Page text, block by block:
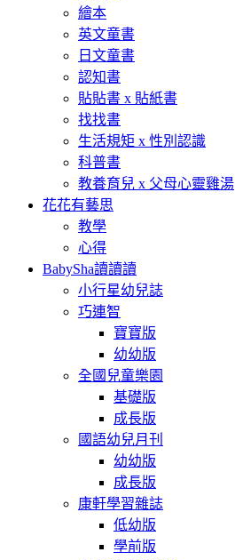
繪本
英文童書
日文童書
認知書
貼貼書 x 貼紙書
找找書
生活規矩 x 性別認識
科普書
教養育兒 x 父母心靈雞湯
花花有藝思
教學
心得
BabySha讀讀讀
小行星幼兒誌
巧連智
寶寶版
幼幼版
全國兒童樂園
基礎版
成長版
國語幼兒月刊
幼幼版
成長版
康軒學習雜誌
低幼版
學前版